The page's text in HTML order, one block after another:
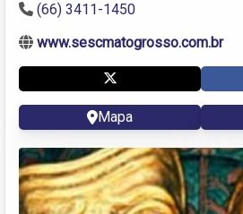
(66) 3411-1450
www.sescmatogrosso.com.br
Mapa